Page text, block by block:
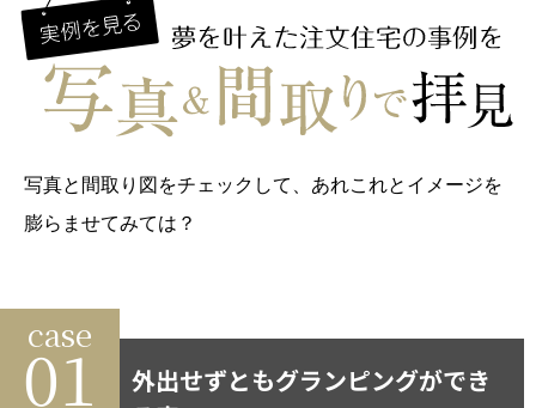
写真と間取り図をチェックして、あれこれとイメージを
膨らませてみては？
case
01
外出せずともグランピングができ